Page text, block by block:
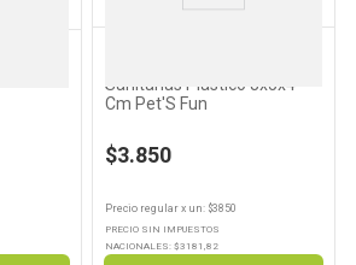
Sanitarias Plástico 8x5x4
Cm Pet'S Fun
$3.850
Precio regularx un: $3850
PRECIO SIN IMPUESTOS
NACIONALES: $3181,82